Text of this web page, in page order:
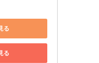
る
る